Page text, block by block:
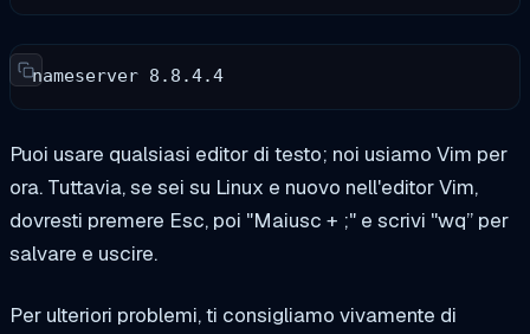
nameserver 8.8.4.4
Puoi usare qualsiasi editor di testo; noi usiamo Vim per
ora. Tuttavia, se sei su Linux e nuovo nell'editor Vim,
dovresti premere Esc, poi "Maiusc + ;" e scrivi "wq” per
salvare e uscire.
Per ulteriori problemi, ti consigliamo vivamente di